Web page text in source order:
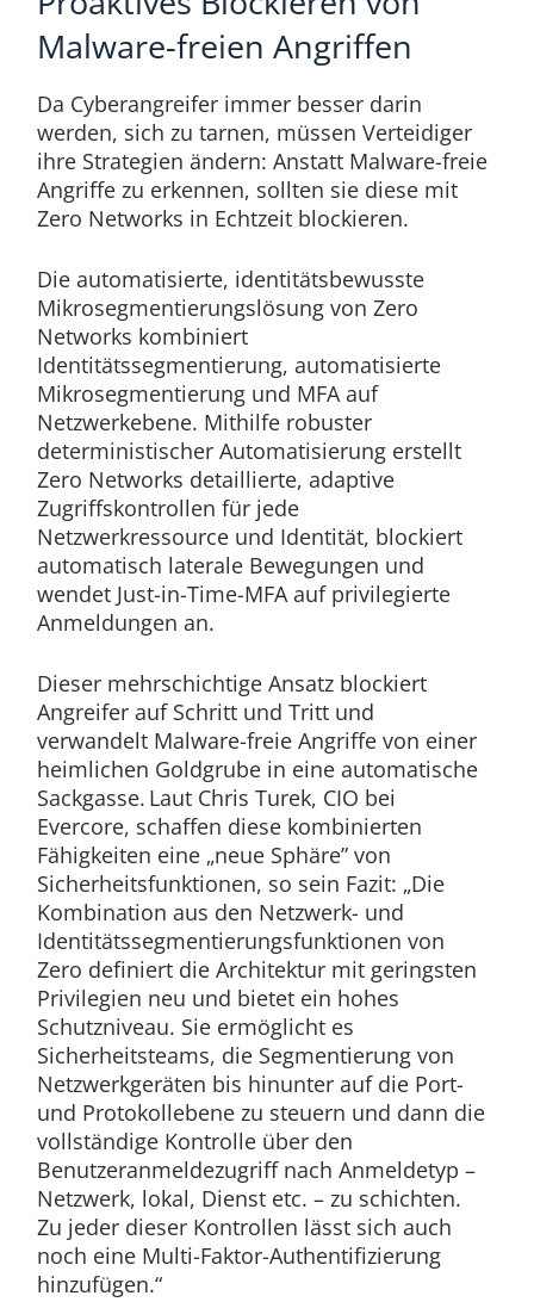
Malware-freien Angriffen
Da Cyberangreifer immer besser darin
werden, sich zu tarnen, müssen Verteidiger
ihre Strategien ändern: Anstatt Malware-freie
Angriffe zu erkennen, sollten sie diese mit
Zero Networks in Echtzeit blockieren.
Die automatisierte, identitätsbewusste
Mikrosegmentierungslösung von Zero
Networks kombiniert
Identitätssegmentierung, automatisierte
Mikrosegmentierung und MFA auf
Netzwerkebene. Mithilfe robuster
deterministischer Automatisierung erstellt
Zero Networks detaillierte, adaptive
Zugriffskontrollen für jede
Netzwerkressource und Identität, blockiert
automatisch laterale Bewegungen und
wendet Just-in-Time-MFA auf privilegierte
Anmeldungen an.
Dieser mehrschichtige Ansatz blockiert
Angreifer auf Schritt und Tritt und
verwandelt Malware-freie Angriffe von einer
heimlichen Goldgrube in eine automatische
Sackgasse. Laut Chris Turek, CIO bei
Evercore, schaffen diese kombinierten
Fähigkeiten eine „neue Sphäre” von
Sicherheitsfunktionen, so sein Fazit: „Die
Kombination aus den Netzwerk- und
Identitätssegmentierungsfunktionen von
Zero definiert die Architektur mit geringsten
Privilegien neu und bietet ein hohes
Schutzniveau. Sie ermöglicht es
Sicherheitsteams, die Segmentierung von
Netzwerkgeräten bis hinunter auf die Port-
und Protokollebene zu steuern und dann die
vollständige Kontrolle über den
Benutzeranmeldezugriff nach Anmeldetyp –
Netzwerk, lokal, Dienst etc. – zu schichten.
Zu jeder dieser Kontrollen lässt sich auch
noch eine Multi-Faktor-Authentifizierung
hinzufügen.“